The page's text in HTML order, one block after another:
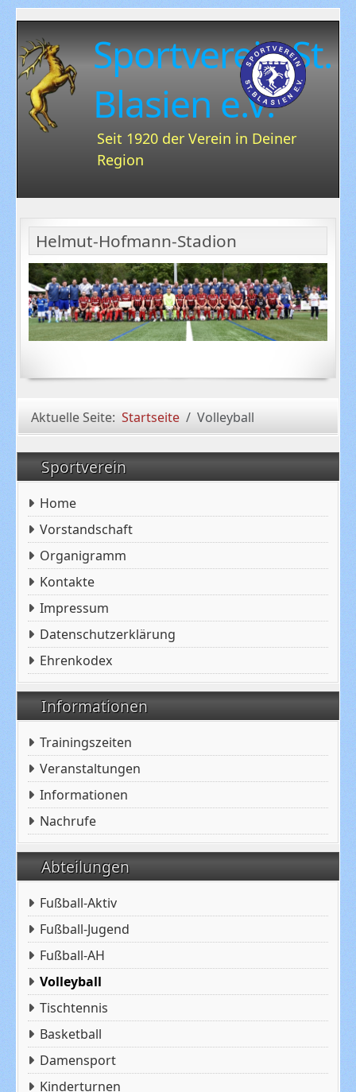
Sportverein St.
Blasien e.V.
Seit 1920 der Verein in Deiner
Region
Helmut-Hofmann-Stadion
Aktuelle Seite: Startseite Volleyball
Sportverein
Home
Vorstandschaft
Organigramm
Kontakte
Impressum
Datenschutzerklärung
Ehrenkodex
Informationen
Trainingszeiten
Veranstaltungen
Informationen
Nachrufe
Abteilungen
Fußball-Aktiv
Fußball-Jugend
Fußball-AH
Volleyball
Tischtennis
Basketball
Damensport
Kinderturnen